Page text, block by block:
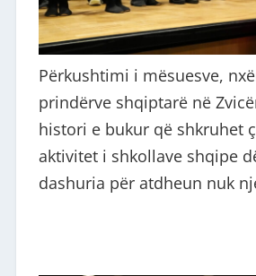
Përkushtimi i mësuesve,
prindërve shqiptarë në
histori e bukur që shkruhet
aktivitet i shkollave shqipe
dashuria për atdheun nuk